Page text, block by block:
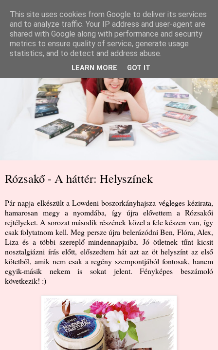
Rózsakő - A háttér: Helyszínek
Pár napja elkészült a Lowdeni boszorkányhajsza végleges kézirata,
hamarosan megy a nyomdába, így újra elővettem a Rózsakői
rejtélyeket. A sorozat második részének közel a fele készen van, így
csak folytatnom kell. Meg persze újra belerázódni Ben, Flóra, Alex,
Liza és a többi szereplő mindennapjaiba. Jó ötletnek tűnt kicsit
nosztalgiázni írás előtt, előszedtem hát azt az öt helyszínt az első
kötetből, amik nem csak a regény szempontjából fontosak, hanem
egyik-másik nekem is sokat jelent. Fényképes beszámoló
következik! :)
This site uses cookies from Google to deliver its services
and to analyze traffic. Your IP address and user-agent are
shared with Google along with performance and security
metrics to ensure quality of service, generate usage
statistics, and to detect and address abuse.
LEARN MORE GOT IT